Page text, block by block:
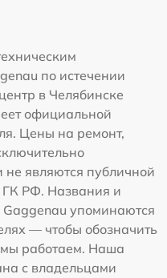
по истечении
в Челябинске
официальной
Цены на ремонт,
являются публичной
ГК РФ. Названия и
упоминаются
— чтобы обозначить
мы работаем. Наша
с владельцами